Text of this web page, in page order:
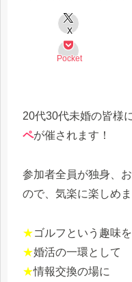
X
Pocket
20代30代未婚の皆様
ペが催されます！
参加者全員が独身、
ので、気楽に楽しめま
★ゴルフという趣味
★婚活の一環として
★情報交換の場に